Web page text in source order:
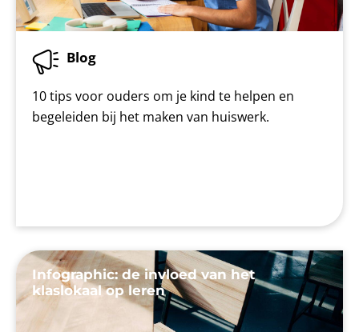
Blog
10 tips voor ouders om je kind te helpen en
begeleiden bij het maken van huiswerk.
Infographic: de invloed van het
klaslokaal op leren